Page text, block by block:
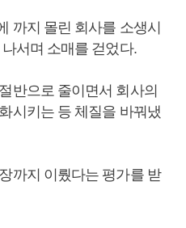
까지 몰린 회사를 소생시
서며 소매를 걷었다.
반으로 줄이면서 회사의
시키는 등 체질을 바꿔냈
까지 이뤘다는 평가를 받